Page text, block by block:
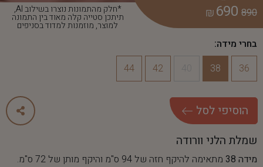
*חלק מהתמונות נוצרו בשילוב AI,
תיתכן סטייה קלה מאוד בין התמונה
למוצר, מוזמנות למדוד בסניפים
890
690
₪
בחרי מידה:
36
38
42
44
הוסיפי לסל
שמלת הלני וורודה
מידה 38
מתאימה להיקף חזה של 94 ס"מ והיקף מותן של 72 ס"מ.